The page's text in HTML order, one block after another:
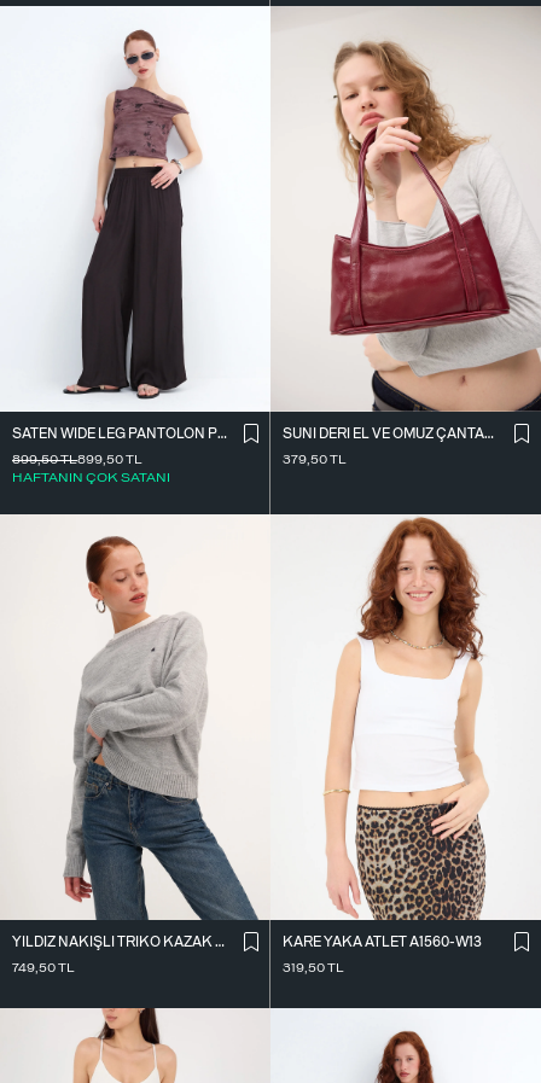
SATEN WIDE LEG PANTOLON PN17298
899,50TL
HAFTANIN ÇOK SATANI
899,50TL
SUNI DERI EL VE OMUZ ÇANTASI Ç09-G11
379,50TL
YILDIZ NAKIŞLI TRIKO KAZAK K3418-D4
749,50TL
KARE YAKA ATLET A1560-W13
319,50TL